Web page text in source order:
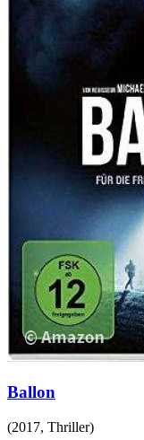
Ballon
(2017, Thriller)